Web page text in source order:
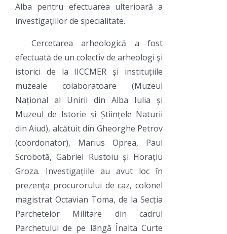
Alba pentru efectuarea ulterioară a
investigațiilor de specialitate.
Cercetarea arheologică a fost
efectuată de un colectiv de arheologi şi
istorici de la IICCMER și instituțiile
muzeale colaboratoare (Muzeul
Național al Unirii din Alba Iulia și
Muzeul de Istorie și Științele Naturii
din Aiud), alcătuit din Gheorghe Petrov
(coordonator), Marius Oprea, Paul
Scrobotă, Gabriel Rustoiu și Horațiu
Groza. Investigațiile au avut loc în
prezenţa procurorului de caz, colonel
magistrat Octavian Toma, de la Secția
Parchetelor Militare din cadrul
Parchetului de pe lângă Înalta Curte